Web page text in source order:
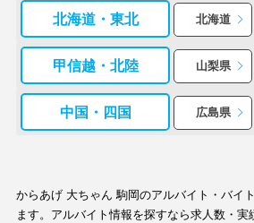
北海道・東北 北海道
甲信越・北陸 山梨県
中国・四国 広島県
からあげ 大ちゃん 駒岡のアルバイト・バイ
ます。アルバイト情報を探すなら求人数・実